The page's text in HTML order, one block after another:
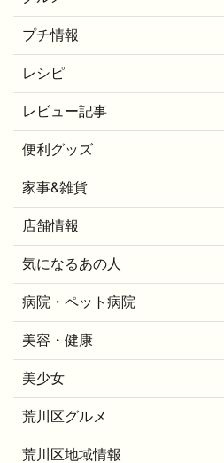
プチ情報
レシピ
レビュー記事
便利グッズ
家事&雑貨
店舗情報
気になるあの人
病院・ペット病院
美容・健康
美少女
荒川区グルメ
荒川区地域情報